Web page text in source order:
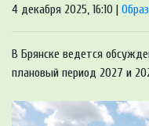
4 декабря 2025, 16:10 |
В Брянске ведется
плановый период 2027 и